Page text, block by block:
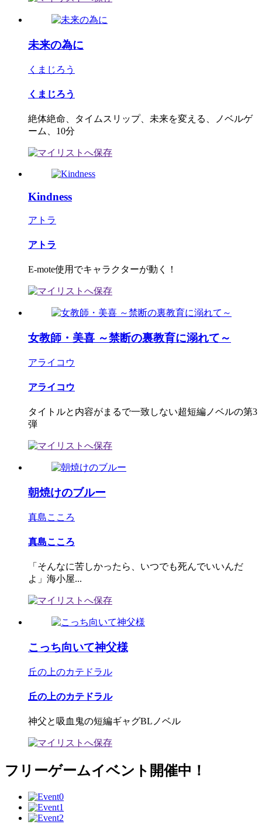
未来の為に
くまじろう
くまじろう
絶体絶命、タイムスリップ、未来を変える、ノベルゲ
ーム、10分
Kindness
アトラ
アトラ
E-mote使用でキャラクターが動く！
女教師・美喜 ～禁断の裏教育に溺れて～
アライコウ
アライコウ
タイトルと内容がまるで一致しない超短編ノベルの第3
弾
朝焼けのブルー
真島こころ
真島こころ
「そんなに苦しかったら、いつでも死んでいいんだ
よ」海小屋...
こっち向いて神父様
丘の上のカテドラル
丘の上のカテドラル
神父と吸血鬼の短編ギャグBLノベル
フリーゲームイベント開催中！